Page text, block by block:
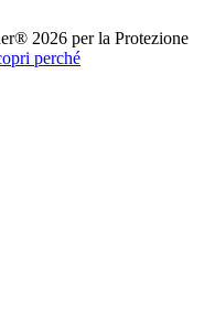
2026 per la Protezione
perché